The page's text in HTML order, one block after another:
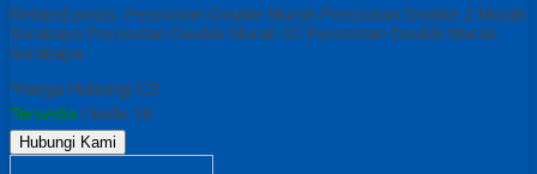
Related posts: Perosotan Double Murah Perosotan Double 2 Murah
Surabaya Perosotan Double Murah 02 Perosotan Double Murah
Surabaya
*Harga Hubungi CS
Tersedia / kode 16
Hubungi Kami